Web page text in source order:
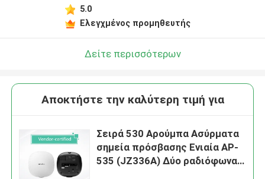
5.0
Ελεγχμένος προμηθευτής
Δείτε περισσότερων
Αποκτήστε την καλύτερη τιμή για
Σειρά 530 Αρούμπα Ασύρματα
σημεία πρόσβασης Ενιαία AP-
535 (JZ336A) Δύο ραδιόφωνα